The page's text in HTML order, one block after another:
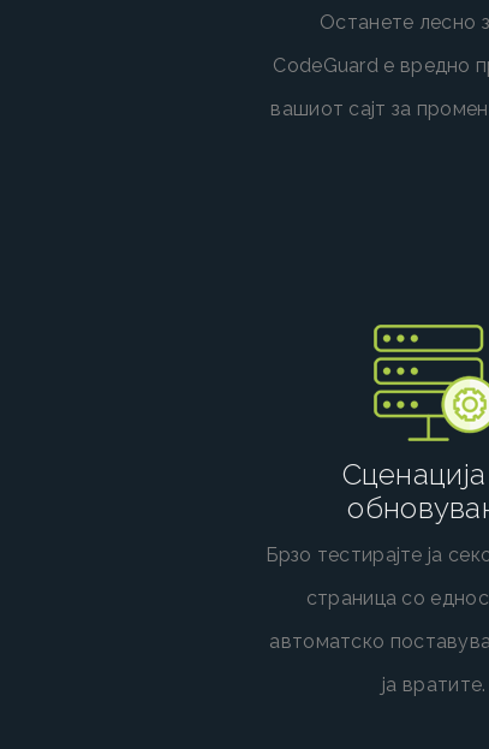
Останете лесно
CodeGuard е вредно
вашиот сајт за
Брзо тестирајте ја
страница со
автоматско
ја вратите.